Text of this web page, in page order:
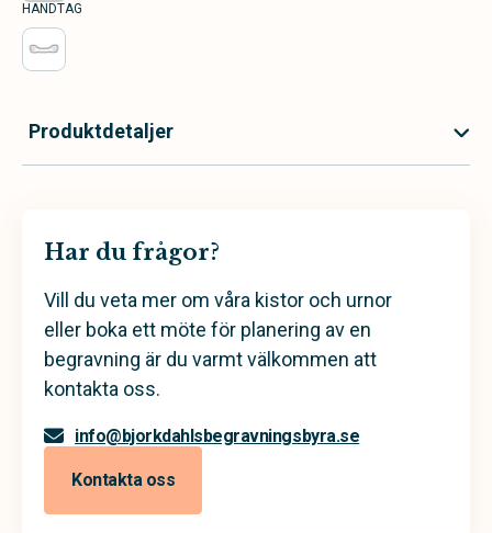
HANDTAG
Produktdetaljer
Har du frågor?
Vill du veta mer om våra kistor och urnor
eller boka ett möte för planering av en
begravning är du varmt välkommen att
kontakta oss.
info@bjorkdahlsbegravningsbyra.se
Kontakta oss